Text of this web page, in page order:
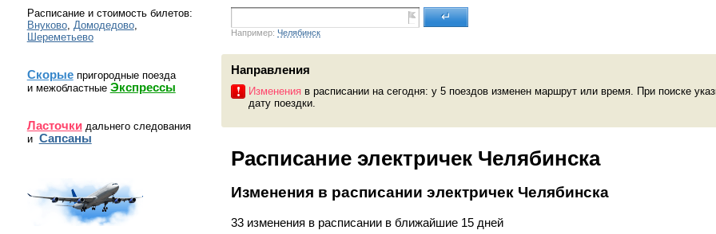
Расписание и стоимость билетов:
Внуково, Домодедово,
Шереметьево
Скорые пригородные поезда
и межобластные Экспрессы
Ласточкидальнего следования
и Сапсаны
Например: Челябинск
↵
Направления
Изменения в расписании на сегодня: у 5 поездов изменен маршрут или время. При поиске
дату поездки.
Расписание электричек Челябинска
Изменения в расписании электричек Челябинска
33 изменения в расписании в ближайшие 15 дней